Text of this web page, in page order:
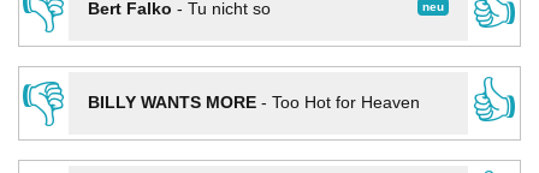
neu
Bert Falko - Tu nicht so
👎
BILLY WANTS MORE- Too Hot for Heaven
👍